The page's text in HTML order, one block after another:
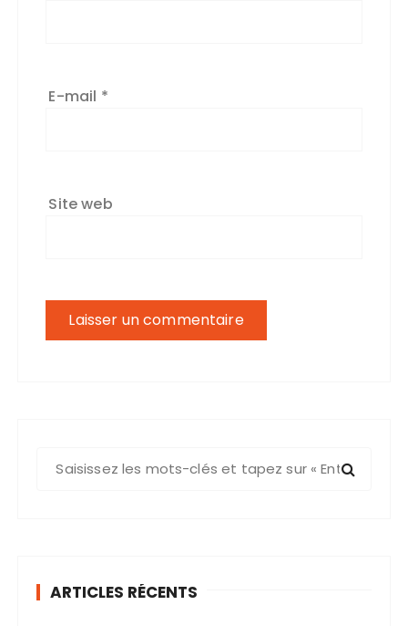
E-mail *
Site web
ARTICLES RÉCENTS